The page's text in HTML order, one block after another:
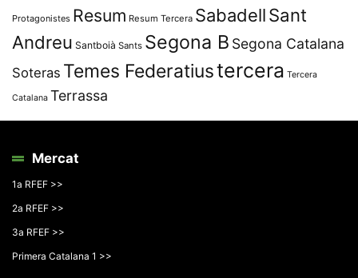
Protagonistes Resum Resum Tercera SabadellSant
Andreu Santboià Sants Segona B Segona Catalana
Soteras Temes Federatiustercera Tercera
Catalana Terrassa
Mercat
1a RFEF >>
2a RFEF >>
3a RFEF >>
Primera Catalana 1 >>